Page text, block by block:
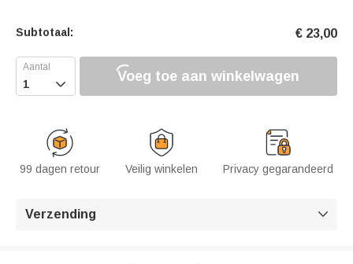
Subtotaal: € 23,00
 Voeg toe aan winkelwagen
99 dagen retour Veilig winkelen Privacy gegarandeerd
Verzending 